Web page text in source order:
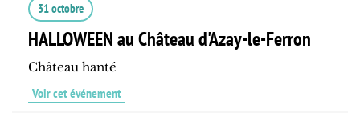
31 octobre
HALLOWEEN au Château d'Azay-le-Ferron
Château hanté
Voir cet événement